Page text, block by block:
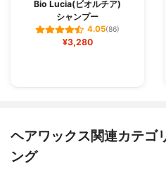
Bio Lucia(ビオルチア)
シャンプー
4.05(86)
¥3,280
ヘアワックス関連カテゴ
ング